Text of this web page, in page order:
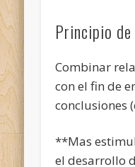
Principio
Combinar
con el fin de
conclusiones
**Mas
el desarrollo